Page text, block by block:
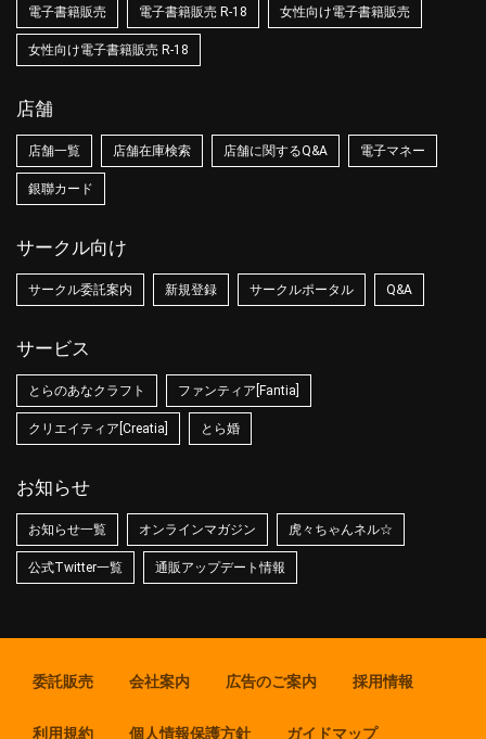
電子書籍販売 電子書籍販売 R-18 女性向け電子書籍販売
女性向け電子書籍販売 R-18
店舗
店舗一覧 店舗在庫検索 店舗に関するQ&A 電子マネー
銀聯カード
サークル向け
サークル委託案内 新規登録 サークルポータル Q&A
サービス
とらのあなクラフト ファンティア[Fantia]
クリエイティア[Creatia] とら婚
お知らせ
お知らせ一覧 オンラインマガジン 虎々ちゃんネル☆
公式Twitter一覧 通販アップデート情報
委託販売 会社案内 広告のご案内 採用情報
利用規約 個人情報保護方針 ガイドマップ